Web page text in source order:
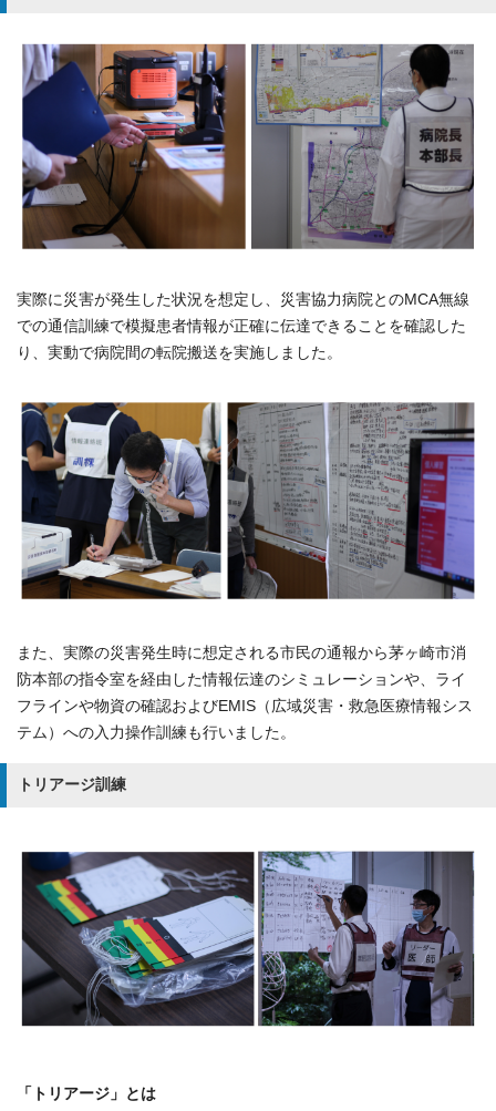
実際に災害が発生した状況を想定し、災害協力病院とのMCA無線
での通信訓練で模擬患者情報が正確に伝達できることを確認した
り、実動で病院間の転院搬送を実施しました。
また、実際の災害発生時に想定される市民の通報から茅ヶ崎市消
防本部の指令室を経由した情報伝達のシミュレーションや、ライ
フラインや物資の確認およびEMIS（広域災害・救急医療情報シス
テム）への入力操作訓練も行いました。
トリアージ訓練
「トリアージ」とは